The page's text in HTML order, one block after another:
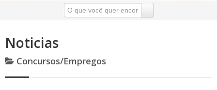
Noticias
Concursos/Empregos